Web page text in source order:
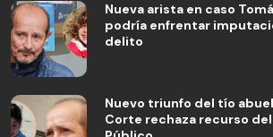
Nueva arista en caso
podría enfrentar
delito
Nuevo triunfo del tío
Corte rechaza recurso